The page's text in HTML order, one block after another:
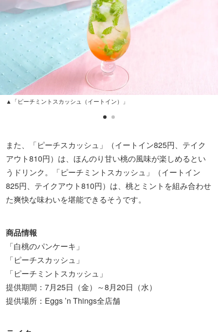
▲「ピーチミントスカッシュ（イートイン）」
また、「ピーチスカッシュ」（イートイン825円、テイク
アウト810円）は、ほんのり甘い桃の風味が楽しめるとい
うドリンク。「ピーチミントスカッシュ」（イートイン
825円、テイクアウト810円）は、桃とミントを組み合わせ
た爽快な味わいを堪能できるそうです。
商品情報
「白桃のパンケーキ」
「ピーチスカッシュ」
「ピーチミントスカッシュ」
提供期間：7月25日（金）～8月20日（水）
提供場所：Eggs ’n Things全店舗